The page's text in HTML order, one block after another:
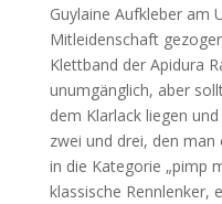
Guylaine Aufkleber am
Mitleidenschaft
Klettband der Apidura
unumgänglich, aber
dem Klarlack liegen
zwei und drei, den
in die Kategorie „pimp
klassische Rennlenker,